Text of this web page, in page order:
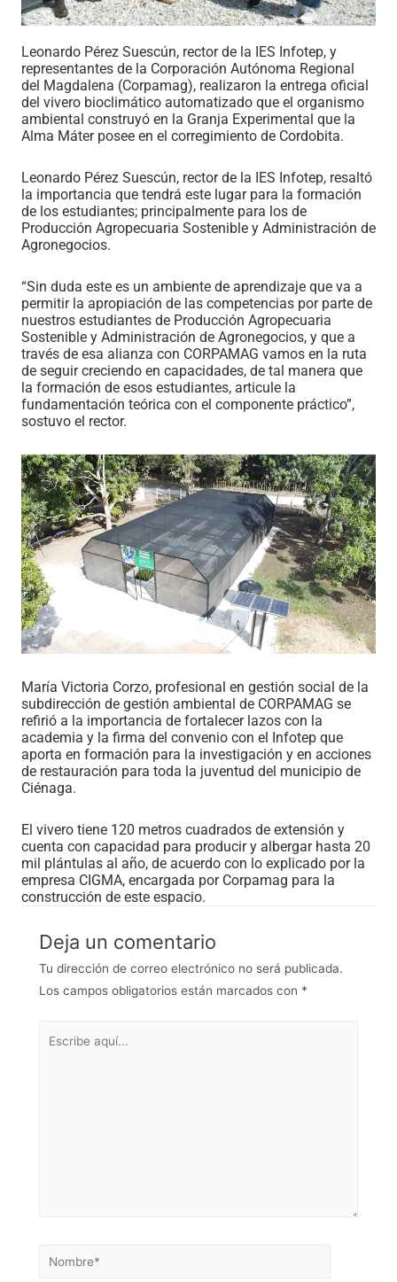
Leonardo Pérez Suescún, rector de la IES Infotep, y
representantes de la Corporación Autónoma Regional
del Magdalena (Corpamag), realizaron la entrega oficial
del vivero bioclimático automatizado que el organismo
ambiental construyó en la Granja Experimental que la
Alma Máter posee en el corregimiento de Cordobita.
Leonardo Pérez Suescún, rector de la IES Infotep, resaltó
la importancia que tendrá este lugar para la formación
de los estudiantes; principalmente para los de
Producción Agropecuaria Sostenible y Administración de
Agronegocios.
“Sin duda este es un ambiente de aprendizaje que va a
permitir la apropiación de las competencias por parte de
nuestros estudiantes de Producción Agropecuaria
Sostenible y Administración de Agronegocios, y que a
través de esa alianza con CORPAMAG vamos en la ruta
de seguir creciendo en capacidades, de tal manera que
la formación de esos estudiantes, articule la
fundamentación teórica con el componente práctico”,
sostuvo el rector.
María Victoria Corzo, profesional en gestión social de la
subdirección de gestión ambiental de CORPAMAG se
refirió a la importancia de fortalecer lazos con la
academia y la firma del convenio con el Infotep que
aporta en formación para la investigación y en acciones
de restauración para toda la juventud del municipio de
Ciénaga.
El vivero tiene 120 metros cuadrados de extensión y
cuenta con capacidad para producir y albergar hasta 20
mil plántulas al año, de acuerdo con lo explicado por la
empresa CIGMA, encargada por Corpamag para la
construcción de este espacio.
Deja un comentario
Tu dirección de correo electrónico no será publicada.
Los campos obligatorios están marcados con *